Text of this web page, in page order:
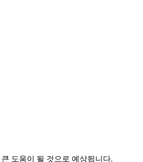
도움이 될 것으로 예상됩니다.